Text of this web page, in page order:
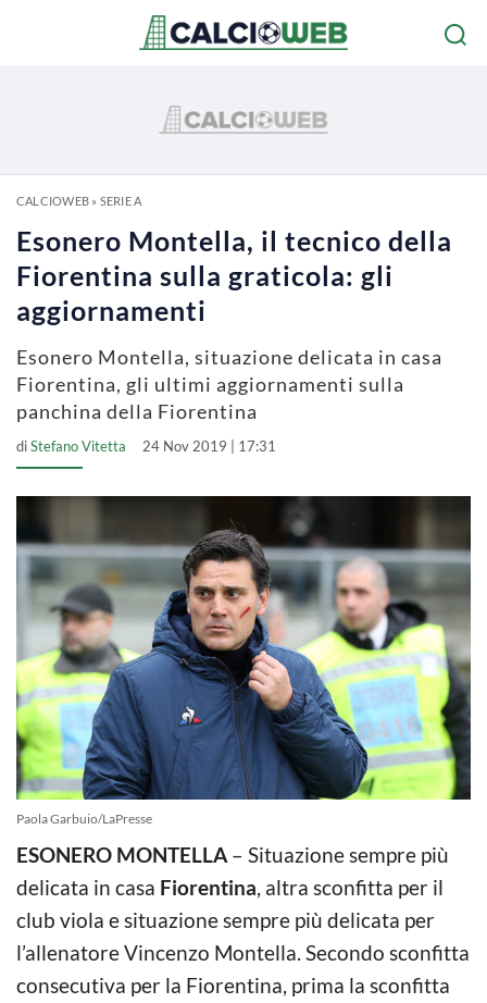
CALCIOWEB» SERIE A
Esonero Montella, il tecnico della
Fiorentina sulla graticola: gli
aggiornamenti
Esonero Montella, situazione delicata in casa
Fiorentina, gli ultimi aggiornamenti sulla
panchina della Fiorentina
diStefano Vitetta 24 Nov 2019 | 17:31
Paola Garbuio/LaPresse
ESONERO MONTELLA – Situazione sempre più
delicata in casa Fiorentina, altra sconfitta per il
club viola e situazione sempre più delicata per
l’allenatore Vincenzo Montella. Secondo sconfitta
consecutiva per la Fiorentina, prima la sconfitta